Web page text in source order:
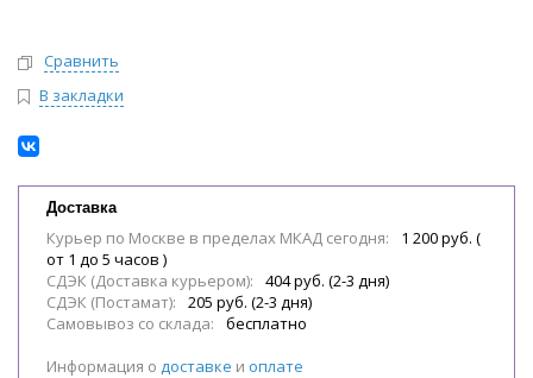
Сравнить
В закладки
Доставка
Курьер по Москве в пределах МКАД сегодня:
1 200 руб. (
от 1 до 5 часов )
СДЭК (Доставка курьером):
404 руб. (2-3 дня)
СДЭК (Постамат):
205 руб. (2-3 дня)
Самовывоз со склада:
бесплатно
Информация о доставке и оплате